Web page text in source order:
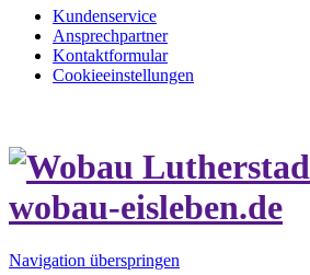
Kundenservice
Ansprechpartner
Kontaktformular
Cookieeinstellungen
Navigation überspringen